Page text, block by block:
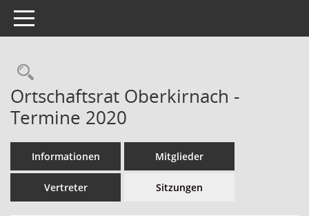
Toggle navigation
Ortschaftsrat Oberkirnach -
Termine 2020
Informationen Mitglieder
Vertreter Sitzungen